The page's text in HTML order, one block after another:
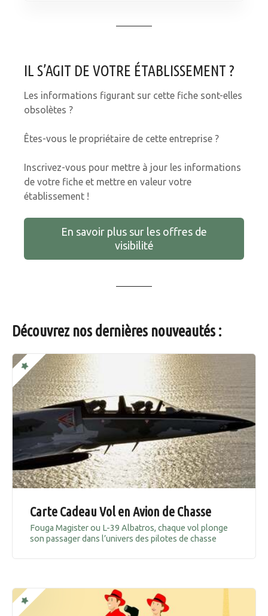
IL S’AGIT DE VOTRE ÉTABLISSEMENT ?
Les informations figurant sur cette fiche sont-elles
obsolètes ?
Êtes-vous le propriétaire de cette entreprise ?
Inscrivez-vous pour mettre à jour les informations
de votre fiche et mettre en valeur votre
établissement !
En savoir plus sur les offres de
visibilité
Découvrez nos dernières nouveautés :
Carte Cadeau Vol en Avion de Chasse
Fouga Magister ou L-39 Albatros, chaque vol plonge
son passager dans l’univers des pilotes de chasse